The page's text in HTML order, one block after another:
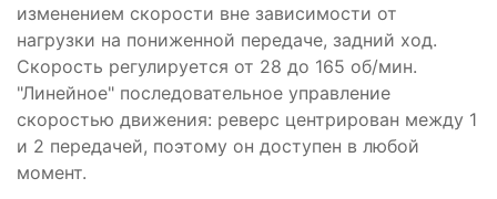
изменением скорости вне зависимости от
нагрузки на пониженной передаче, задний ход.
Скорость регулируется от 28 до 165 об/мин.
"Линейное" последовательное управление
скоростью движения: реверс центрирован между 1
и 2 передачей, поэтому он доступен в любой
момент.